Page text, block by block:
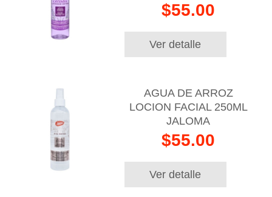
$55.00
Ver detalle
AGUA DE ARROZ
LOCION FACIAL 250ML
JALOMA
$55.00
Ver detalle